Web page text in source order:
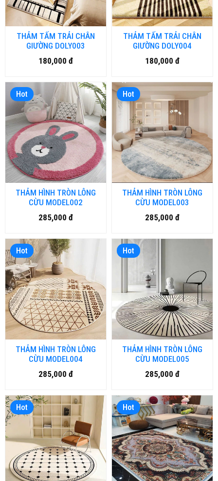
THẢM TẤM TRẢI CHÂN
GIƯỜNG DOLY003
180,000 đ
THẢM TẤM TRẢI CHÂN
GIƯỜNG DOLY004
180,000 đ
Hot
THẢM HÌNH TRÒN LÔNG
CỪU MODEL002
285,000 đ
Hot
THẢM HÌNH TRÒN LÔNG
CỪU MODEL003
285,000 đ
Hot
THẢM HÌNH TRÒN LÔNG
CỪU MODEL004
285,000 đ
Hot
THẢM HÌNH TRÒN LÔNG
CỪU MODEL005
285,000 đ
Hot Hot